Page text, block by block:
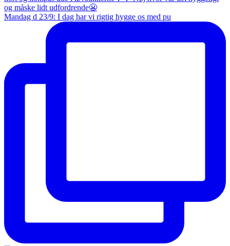
Mandag d 23/9: I dag har vi rigtig hygge os med pu